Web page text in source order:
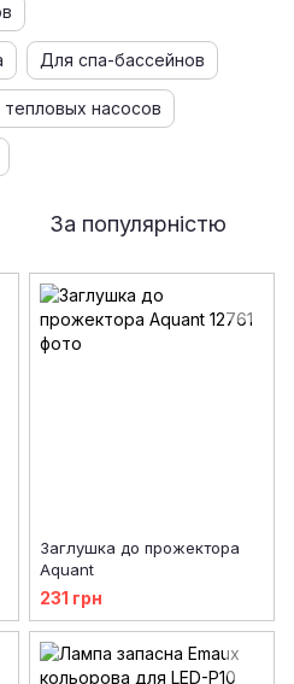
Для спа-бассейнов
насосов
За популярністю
Заглушка до прожектора
Aquant
231 грн